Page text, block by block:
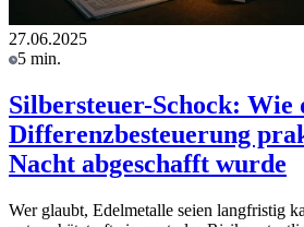
27.06.2025
5 min.
Silbersteuer-Schock: Wie
Differenzbesteuerung
Nacht abgeschafft wurde
Wer glaubt, Edelmetalle seien langfristig